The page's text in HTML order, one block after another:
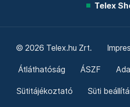
Telex
© 2026 Telex.hu Zrt.
Átláthatóság ÁSZF
Sütitájékoztató Süti